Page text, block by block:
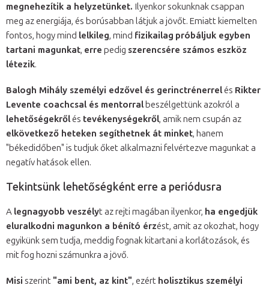
megnehezítik a helyzetünket. Ilyenkor sokunknak csappan
meg az energiája, és borúsabban látjuk a jövőt. Emiatt kiemelten
fontos, hogy mind lelkileg, mind fizikailag próbáljuk egyben
tartani magunkat, erre pedig szerencsére számos eszköz
létezik.
Balogh Mihály személyi edzővel és gerinctrénerrelés Rikter
Levente coachcsal és mentorral beszélgettünk azokról a
lehetőségekrőlés tevékenységekről, amik nem csupán az
elkövetkező heteken segíthetnek át minket, hanem
"békedidőben" is tudjuk őket alkalmazni felvértezve magunkat a
negatív hatások ellen.
Tekintsünk lehetőségként erre a periódusra
A legnagyobb veszélyt az rejti magában ilyenkor, ha engedjük
eluralkodni magunkon a bénító érzést, amit az okozhat, hogy
egyikünk sem tudja, meddig fognak kitartani a korlátozások, és
mit fog hozni számunkra a jövő.
Misi szerint "ami bent, az kint", ezért holisztikus személyi